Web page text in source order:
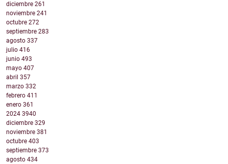
diciembre 261
noviembre 241
octubre 272
septiembre 283
agosto 337
julio 416
junio 493
mayo 407
abril 357
marzo 332
febrero 411
enero 361
2024 3940
diciembre 329
noviembre 381
octubre 403
septiembre 373
agosto 434